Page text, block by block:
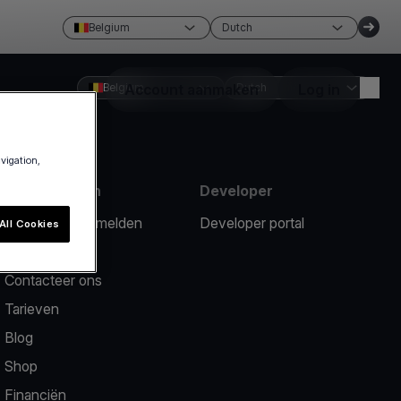
Belgium Dutch
Account aanmaken
Belgium Dutch
Hulpmiddelen
Een probleem melden
Contacteer ons
Tarieven
Blog
Shop
Financiën
Developer
Developer portal
Cookies